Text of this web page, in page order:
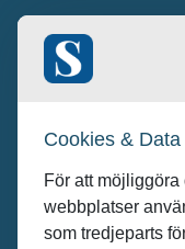
Publicering:
Cookies & Data
För att
webbplatser
som tredjeparts